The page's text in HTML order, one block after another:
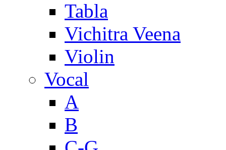
Tabla
Vichitra Veena
Violin
Vocal
A
B